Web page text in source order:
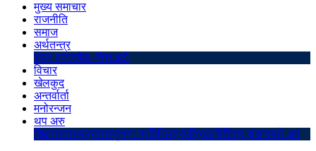
मुख्य समाचार
राजनीति
समाज
अर्थतन्त्र
शेयर बजारबैंक–वित्तअटो
विचार
खेलकुद
अन्तर्वार्ता
मनोरन्जन
थप अरु
शिक्षास्वास्थ्यप्रवाससुचना प्रविधिपत्रपत्रिकाबिचित्र संसारब्लो अप